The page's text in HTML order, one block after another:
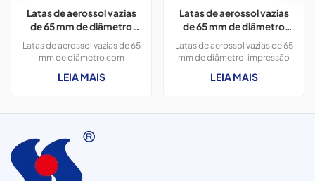
Latas de aerossol vazias
de 65 mm de diâmetro
com impressão em cores
CMYK, 300 ml, para tinta
Latas de aerossol vazias de 65
mm de diâmetro com
400 ml, para tinta spray,
LEIA MAIS
Latas de aerossol vazias
de 65 mm de diâmetro
com impressão para uso
como polidor e
aromatizador de carros.
Latas de aerossol vazias de 65
mm de diâmetro, impressão
uso como polidor e
LEIA MAIS